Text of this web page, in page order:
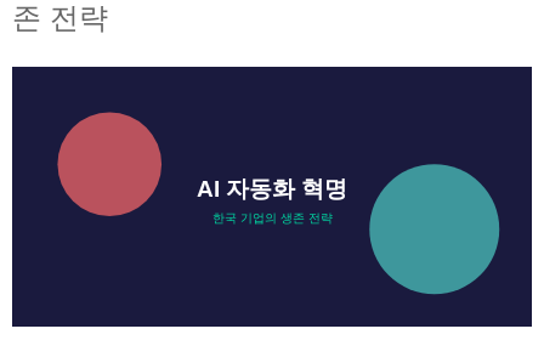
존 전략
AI 자동화 혁명
한국 기업의 생존 전략